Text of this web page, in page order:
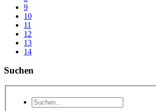
9
10
11
12
13
14
Suchen